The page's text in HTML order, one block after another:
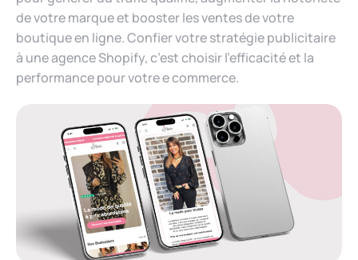
de votre marque et booster les ventes de votre
boutique en ligne. Confier votre stratégie publicitaire
à une agence Shopify, c’est choisir l’efficacité et la
performance pour votre e commerce.